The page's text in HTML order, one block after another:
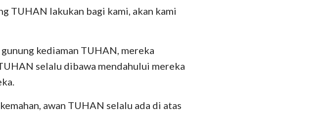
TUHAN lakukan bagi kami, akan kami
kediaman TUHAN, mereka
selalu dibawa mendahului mereka
awan TUHAN selalu ada di atas